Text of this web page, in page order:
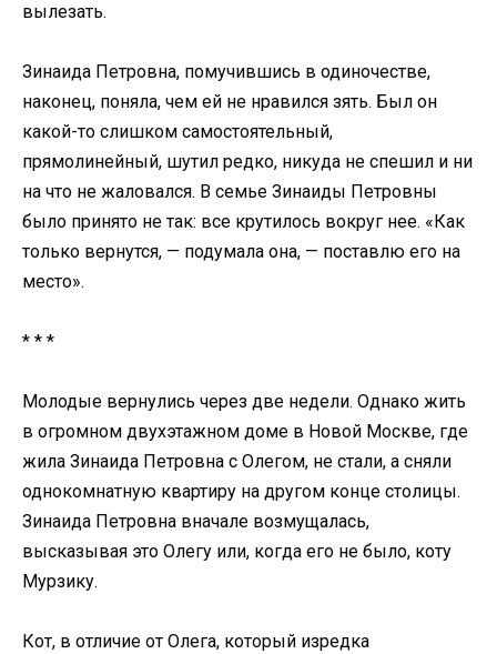
вылезать.
Зинаида Петровна, помучившись в одиночестве,
наконец, поняла, чем ей не нравился зять. Был он
какой-то слишком самостоятельный,
прямолинейный, шутил редко, никуда не спешил и ни
на что не жаловался. В семье Зинаиды Петровны
было принято не так: все крутилось вокруг нее. «Как
только вернутся, — подумала она, — поставлю его на
место».
* * *
Молодые вернулись через две недели. Однако жить
в огромном двухэтажном доме в Новой Москве, где
жила Зинаида Петровна с Олегом, не стали, а сняли
однокомнатную квартиру на другом конце столицы.
Зинаида Петровна вначале возмущалась,
высказывая это Олегу или, когда его не было, коту
Мурзику.
Кот, в отличие от Олега, который изредка